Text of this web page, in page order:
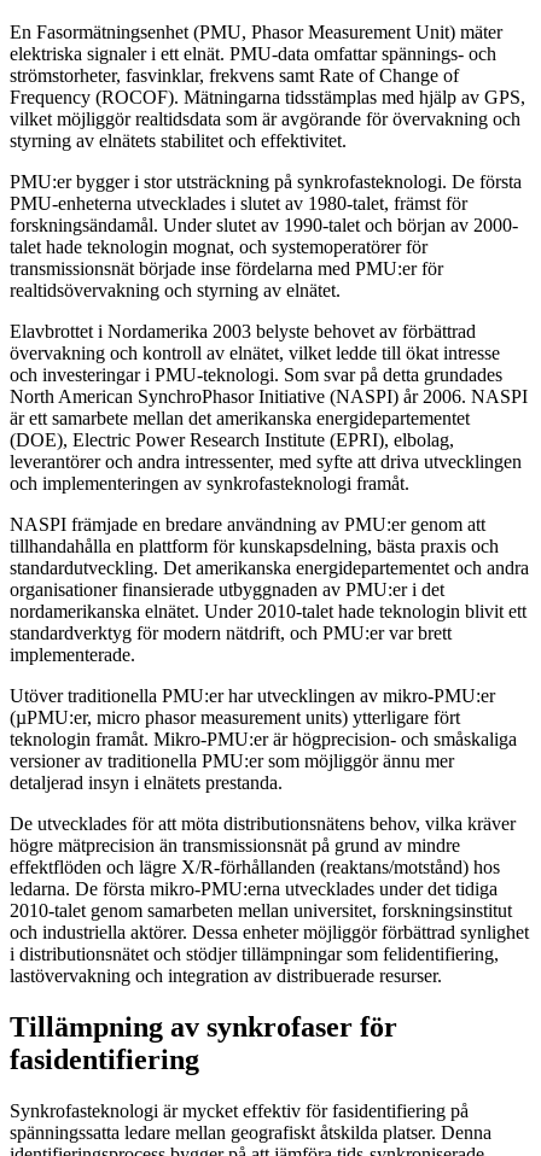
En Fasormätningsenhet (PMU, Phasor Measurement Unit) mäter
elektriska signaler i ett elnät. PMU-data omfattar spännings- och
strömstorheter, fasvinklar, frekvens samt Rate of Change of
Frequency (ROCOF). Mätningarna tidsstämplas med hjälp av GPS,
vilket möjliggör realtidsdata som är avgörande för övervakning och
styrning av elnätets stabilitet och effektivitet.
PMU:er bygger i stor utsträckning på synkrofasteknologi. De första
PMU-enheterna utvecklades i slutet av 1980-talet, främst för
forskningsändamål. Under slutet av 1990-talet och början av 2000-
talet hade teknologin mognat, och systemoperatörer för
transmissionsnät började inse fördelarna med PMU:er för
realtidsövervakning och styrning av elnätet.
Elavbrottet i Nordamerika 2003 belyste behovet av förbättrad
övervakning och kontroll av elnätet, vilket ledde till ökat intresse
och investeringar i PMU-teknologi. Som svar på detta grundades
North American SynchroPhasor Initiative (NASPI) år 2006. NASPI
är ett samarbete mellan det amerikanska energidepartementet
(DOE), Electric Power Research Institute (EPRI), elbolag,
leverantörer och andra intressenter, med syfte att driva utvecklingen
och implementeringen av synkrofasteknologi framåt.
NASPI främjade en bredare användning av PMU:er genom att
tillhandahålla en plattform för kunskapsdelning, bästa praxis och
standardutveckling. Det amerikanska energidepartementet och andra
organisationer finansierade utbyggnaden av PMU:er i det
nordamerikanska elnätet. Under 2010-talet hade teknologin blivit ett
standardverktyg för modern nätdrift, och PMU:er var brett
implementerade.
Utöver traditionella PMU:er har utvecklingen av mikro-PMU:er
(µPMU:er, micro phasor measurement units) ytterligare fört
teknologin framåt. Mikro-PMU:er är högprecision- och småskaliga
versioner av traditionella PMU:er som möjliggör ännu mer
detaljerad insyn i elnätets prestanda.
De utvecklades för att möta distributionsnätens behov, vilka kräver
högre mätprecision än transmissionsnät på grund av mindre
effektflöden och lägre X/R-förhållanden (reaktans/motstånd) hos
ledarna. De första mikro-PMU:erna utvecklades under det tidiga
2010-talet genom samarbeten mellan universitet, forskningsinstitut
och industriella aktörer. Dessa enheter möjliggör förbättrad synlighet
i distributionsnätet och stödjer tillämpningar som felidentifiering,
lastövervakning och integration av distribuerade resurser.
Tillämpning av synkrofaser för
fasidentifiering
Synkrofasteknologi är mycket effektiv för fasidentifiering på
spänningssatta ledare mellan geografiskt åtskilda platser. Denna